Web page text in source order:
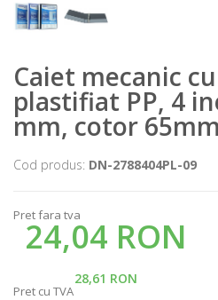
Caiet mecanic
plastifiat PP, 4
mm, cotor
Cod produs: DN-2788404PL-09
Pret fara tva
24,04 RON
28,61 RON
Pret cu TVA